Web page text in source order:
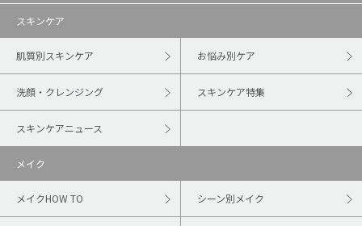
スキンケア
肌質別スキンケア お悩み別ケア
洗顔・クレンジング スキンケア特集
スキンケアニュース
メイク
メイクHOW TO シーン別メイク